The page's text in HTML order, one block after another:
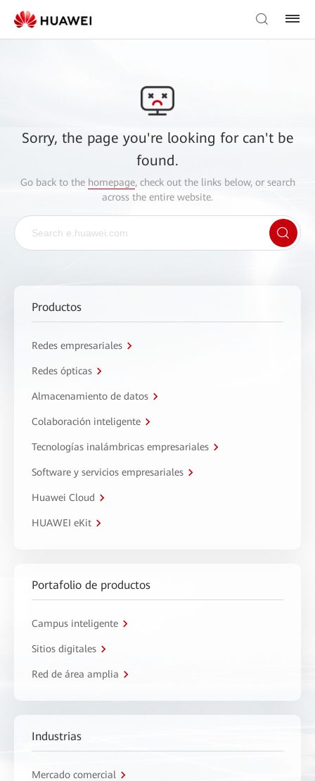
Sorry, the page you're looking for can't be
found.
Go back to the homepage, check out the links below, or search
across the entire website.
Productos
Redes empresariales
Redes ópticas
Almacenamiento de datos
Colaboración inteligente
Tecnologías inalámbricas empresariales
Software y servicios empresariales
Huawei Cloud
HUAWEI eKit
Portafolio de productos
Campus inteligente
Sitios digitales
Red de área amplia
Industrias
Mercado comercial